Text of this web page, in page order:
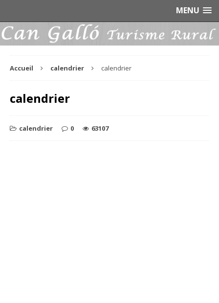
MENU
Accueil calendrier calendrier
calendrier
calendrier 0 63107